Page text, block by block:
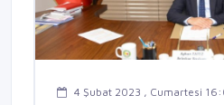
4 Şubat 2023 , Cumartesi